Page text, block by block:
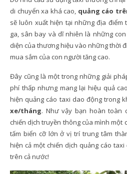
di chuyển xa khá cao, quảng cáo
sẽ luôn xuất hiện tại những địa điểm
ga, sân bay và dĩ nhiên là những
diện của thương hiệu vào những thời
mua sắm của con người tăng cao.
Đây cũng là một trong những giải
phí thấp nhưng mang lại hiệu quả
hiện quảng cáo taxi dao động trong
xe/tháng. Như vậy bạn hoàn toàn
chiến dịch truyền thông của mình một
tấm biển cỡ lớn ở vị trí trung tâm
hiện cả một chiến dịch quảng cáo
trên cả nước!